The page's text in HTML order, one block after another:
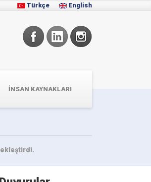
Türkçe English
İNSAN KAYNAKLARI